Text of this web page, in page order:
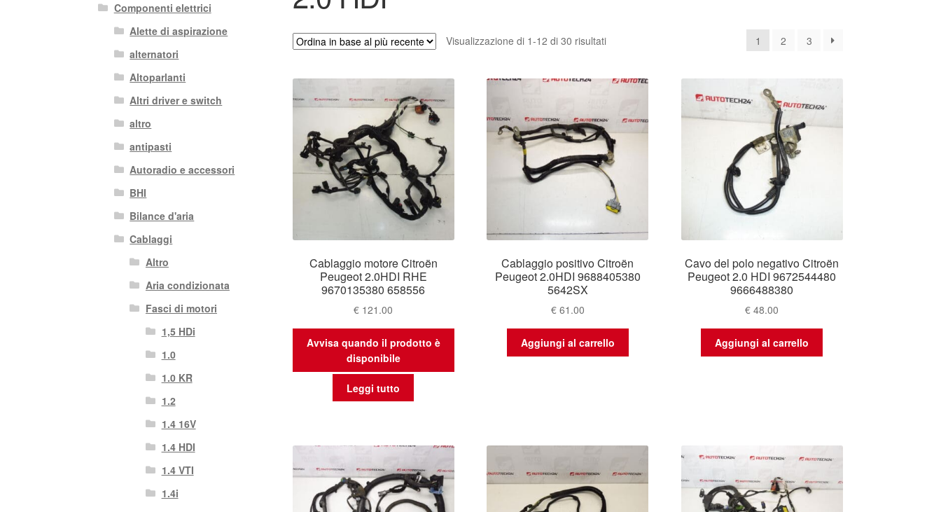
Visualizzazione di 1-12 di 30 risultatiOrdina
al
recente
1 2 3
Cablaggio motore Citroën
Peugeot 2.0HDI RHE
9670135380 658556
€ 121.00
Avvisa quando il prodotto è
disponibile
Leggi tutto
Cablaggio positivo Citroën
Peugeot 2.0HDI 9688405380
5642SX
€61.00
Aggiungi al carrello
Cavo del polo negativo Citroën
Peugeot 2.0 HDI 9672544480
9666488380
€ 48.00
Aggiungi al carrello
Componenti elettrici
Alette di aspirazione
alternatori
Altoparlanti
Altri driver e switch
altro
antipasti
Autoradio e accessori
BHI
Bilance d'aria
Cablaggi
Altro
Aria condizionata
Fasci di motori
1,5 HDi
1.0
1.0 KR
1.2
1.4 16V
1.4 HDI
1.4 VTI
1.4i